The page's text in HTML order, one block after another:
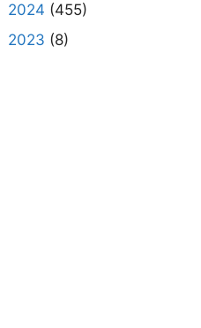
2024 (455)
2023 (8)